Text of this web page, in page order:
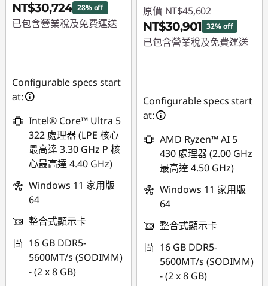
NT$30,724 28% off
已包含營業稅及免費運送
Configurable specs start
at:
Intel® Core™ Ultra 5
322 處理器 (LPE 核心
最高達 3.30 GHz P 核
心最高達 4.40 GHz)
Windows 11 家用版
64
整合式顯示卡
16 GB DDR5-
5600MT/s (SODIMM)
- (2 x 8 GB)
原價 NT$45,602
NT$30,901 32% off
已包含營業稅及免費運送
Configurable specs start
at:
AMD Ryzen™ AI 5
430 處理器 (2.00 GHz
最高達 4.50 GHz)
Windows 11 家用版
64
整合式顯示卡
16 GB DDR5-
5600MT/s (SODIMM)
- (2 x 8 GB)